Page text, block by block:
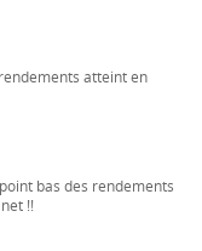
atteint en
point bas des rendements
!!